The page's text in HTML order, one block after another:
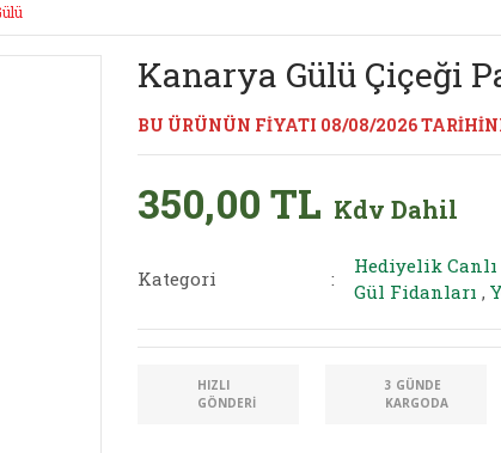
Kanarya Gülü Çiçeği
BU ÜRÜNÜN FİYATI 08/08/2026
350,00 TL Kdv Dahil
Kategori
Hediyelik Canlı
Gül Fidanları ,
HIZLI
GÖNDERI
3 GÜNDE
KARGODA